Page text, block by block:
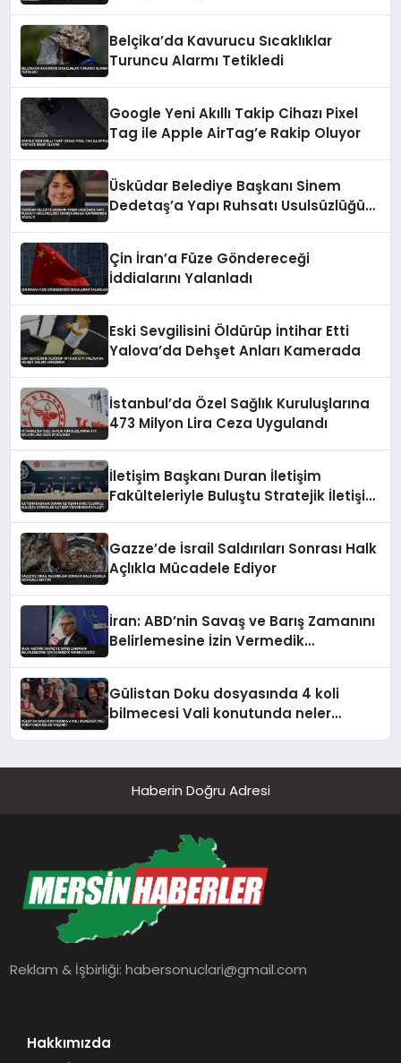
Belçika’da Kavurucu Sıcaklıklar
Turuncu Alarmı Tetikledi
Google Yeni Akıllı Takip Cihazı Pixel
Tag ile Apple AirTag’e Rakip Oluyor
Üsküdar Belediye Başkanı Sinem
Dedetaş’a Yapı Ruhsatı Usulsüzlüğü
Çin İran’a Füze Göndereceği
İddialarını Yalanladı
Eski Sevgilisini Öldürüp İntihar Etti
Yalova’da Dehşet Anları Kamerada
İstanbul’da Özel Sağlık Kuruluşlarına
473 Milyon Lira Ceza Uygulandı
İletişim Başkanı Duran İletişim
Fakülteleriyle Buluştu Stratejik İletişim
Gazze’de İsrail Saldırıları Sonrası Halk
Açlıkla Mücadele Ediyor
İran: ABD’nin Savaş ve Barış Zamanını
Belirlemesine İzin Vermedik
Gülistan Doku dosyasında 4 koli
bilmecesi Vali konutunda neler
Haberin Doğru Adresi
Reklam & İşbirliği:habersonuclari@gmail.com
Hakkımızda